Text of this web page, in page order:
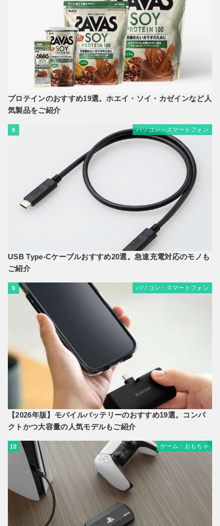
プロテインのおすすめ19選。ホエイ・ソイ・カゼインなど人
気製品をご紹介
8 パソコン・スマートフォン
USB Type-Cケーブルおすすめ20選。急速充電対応のモノも
ご紹介
9 パソコン・スマートフォン
【2026年版】モバイルバッテリーのおすすめ19選。コンパ
クトかつ大容量の人気モデルもご紹介
10 ゲーム・おもちゃ